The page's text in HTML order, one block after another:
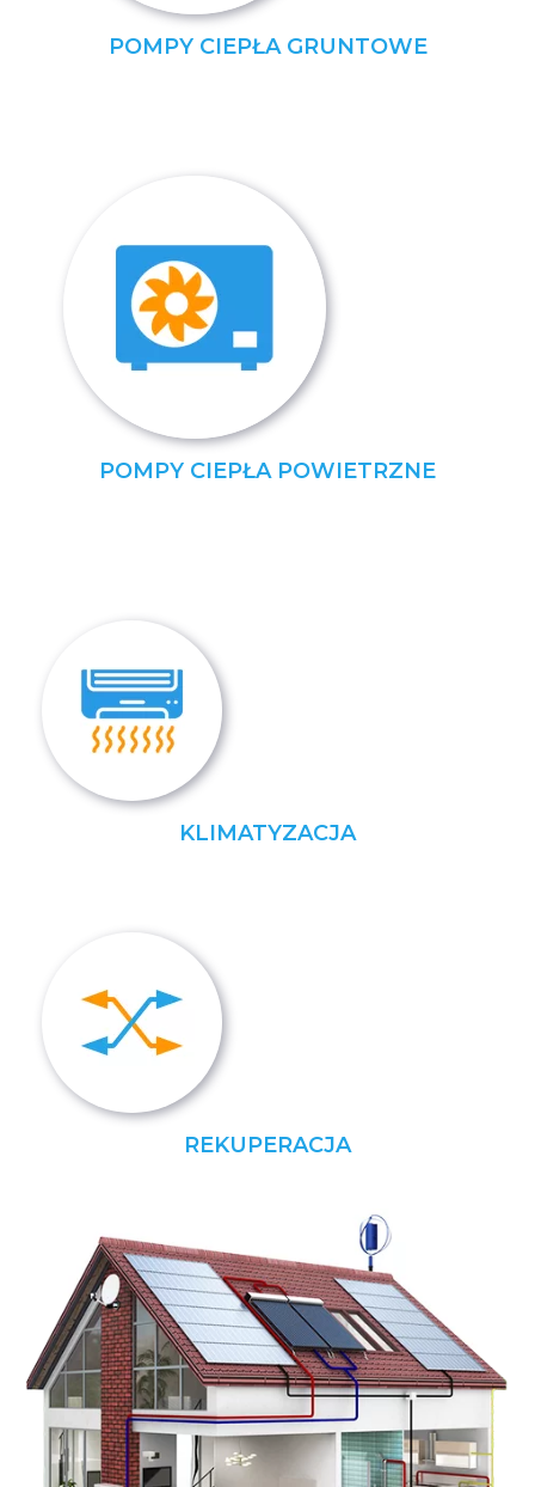
POMPY CIEPŁA GRUNTOWE
POMPY CIEPŁA POWIETRZNE
KLIMATYZACJA
REKUPERACJA